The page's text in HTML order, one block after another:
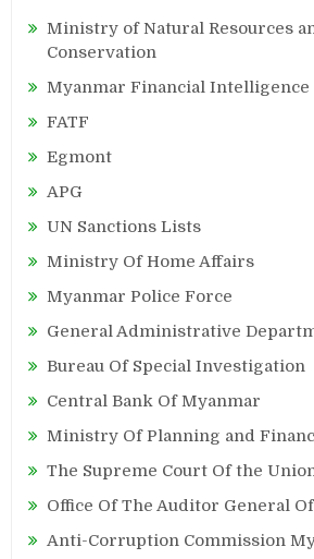
Ministry of Natural Resources
Conservation
Myanmar Financial
FATF
Egmont
APG
UN Sanctions Lists
Ministry Of Home Affairs
Myanmar Police Force
General Administrative
Bureau Of Special Investigation
Central Bank Of Myanmar
Ministry Of Planning and
The Supreme Court Of the
Office Of The Auditor General
Anti-Corruption Commission